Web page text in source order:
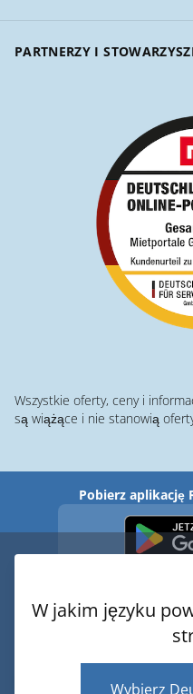
PARTNERZY I
Wszystkie oferty, ceny i
są wiążące i nie stanowią
Pobierz aplikację
© 2026 ·
W jakim języku
Wybierz